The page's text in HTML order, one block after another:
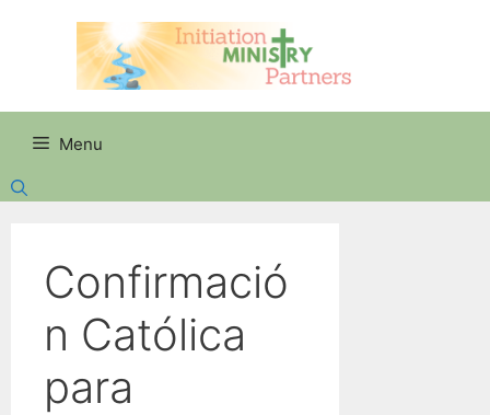
Menu
Confirmació
n Católica
para